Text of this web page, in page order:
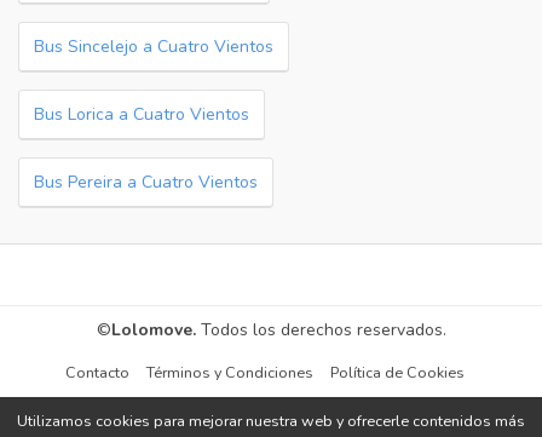
Bus Sincelejo a Cuatro Vientos
Bus Lorica a Cuatro Vientos
Bus Pereira a Cuatro Vientos
Utilizamos cookies para mejorar nuestra web y ofrecerle contenidos más
©Lolomove. Todos los derechos reservados.
Contacto Términos y Condiciones Política de Cookies